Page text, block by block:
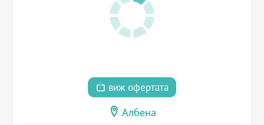
виж офертата
Албена